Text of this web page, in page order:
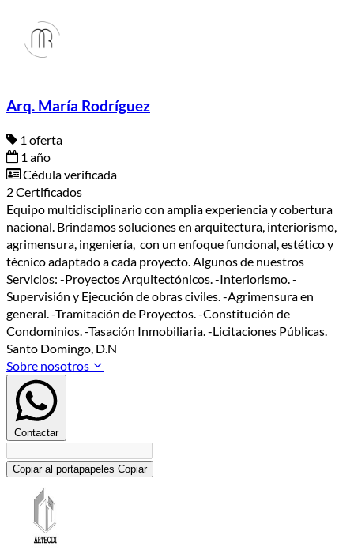
Arq. María Rodríguez
1 oferta
1 año
Cédula verificada
2 Certificados
Equipo multidisciplinario con amplia experiencia y cobertura
nacional. Brindamos soluciones en arquitectura, interiorismo,
agrimensura, ingeniería, con un enfoque funcional, estético y
técnico adaptado a cada proyecto. Algunos de nuestros
Servicios: -Proyectos Arquitectónicos. -Interiorismo. -
Supervisión y Ejecución de obras civiles. -Agrimensura en
general. -Tramitación de Proyectos. -Constitución de
Condominios. -Tasación Inmobiliaria. -Licitaciones Públicas.
Santo Domingo, D.N
Sobre nosotros
Contactar
Copiar al portapapeles Copiar